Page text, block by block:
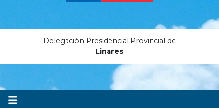
Delegación Presidencial Provincial de
Linares